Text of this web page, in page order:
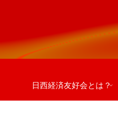
日西経済友好会とは？